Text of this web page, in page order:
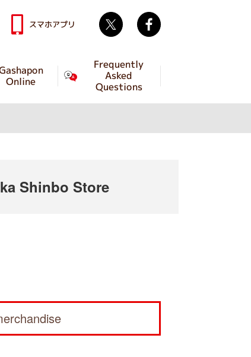
Online
Frequently
Asked
Questions
スマホアプリ Twitter
Shinbo Store